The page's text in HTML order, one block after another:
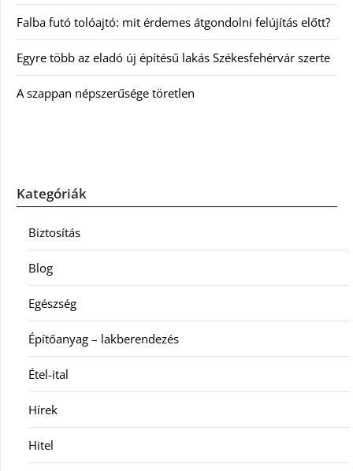
Falba futó tolóajtó: mit érdemes átgondolni felújítás előtt?
Egyre több az eladó új építésű lakás Székesfehérvár szerte
A szappan népszerűsége töretlen
Kategóriák
Biztosítás
Blog
Egészség
Építőanyag – lakberendezés
Étel-ital
Hírek
Hitel